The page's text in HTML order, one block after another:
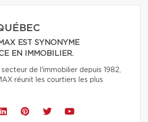
EST SYNONYME
EN IMMOBILIER.
de l'immobilier depuis 1982,
réunit les courtiers les plus